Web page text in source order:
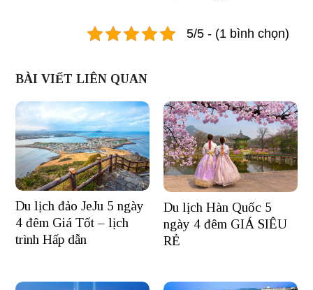
5/5 - (1 bình chọn)
BÀI VIẾT LIÊN QUAN
Du lịch đảo JeJu 5 ngày
4 đêm Giá Tốt – lịch
trình Hấp dẫn
Du lịch Hàn Quốc 5
ngày 4 đêm GIÁ SIÊU
RẺ